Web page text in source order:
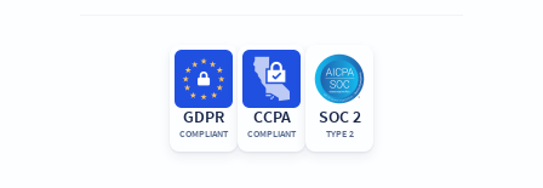
GDPR
COMPLIANT
CCPA
COMPLIANT
SOC 2
TYPE 2